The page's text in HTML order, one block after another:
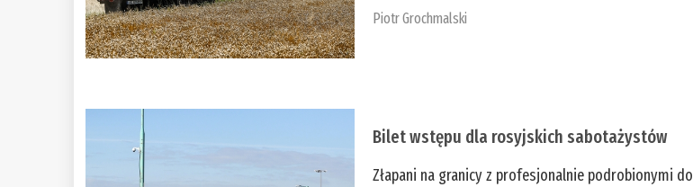
Piotr Grochmalski
Bilet wstępu dla rosyjskich sabotażystów
Złapani na granicy z profesjonalnie podrobionymi